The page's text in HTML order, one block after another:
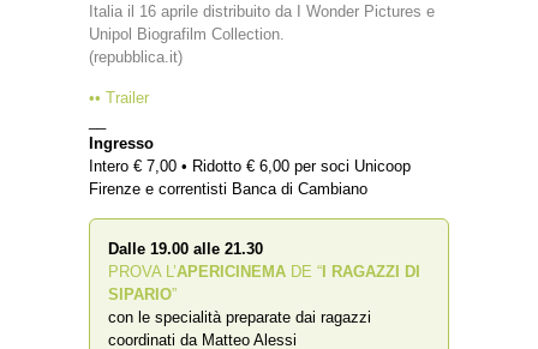
Italia il 16 aprile distribuito da I Wonder Pictures e
Unipol Biografilm Collection.
(repubblica.it)
•• Trailer
Ingresso
Intero € 7,00 • Ridotto € 6,00 per soci Unicoop
Firenze e correntisti Banca di Cambiano
Dalle 19.00 alle 21.30
PROVA L’APERICINEMA DE “I RAGAZZI DI
SIPARIO”
con le specialità preparate dai ragazzi
coordinati da Matteo Alessi